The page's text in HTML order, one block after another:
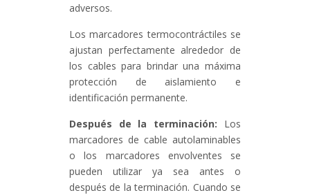
adversos.
Los marcadores termocontráctiles se
ajustan perfectamente alrededor de
los cables para brindar una máxima
protección de aislamiento e
identificación permanente.
Después de la terminación: Los
marcadores de cable autolaminables
o los marcadores envolventes se
pueden utilizar ya sea antes o
después de la terminación. Cuando se